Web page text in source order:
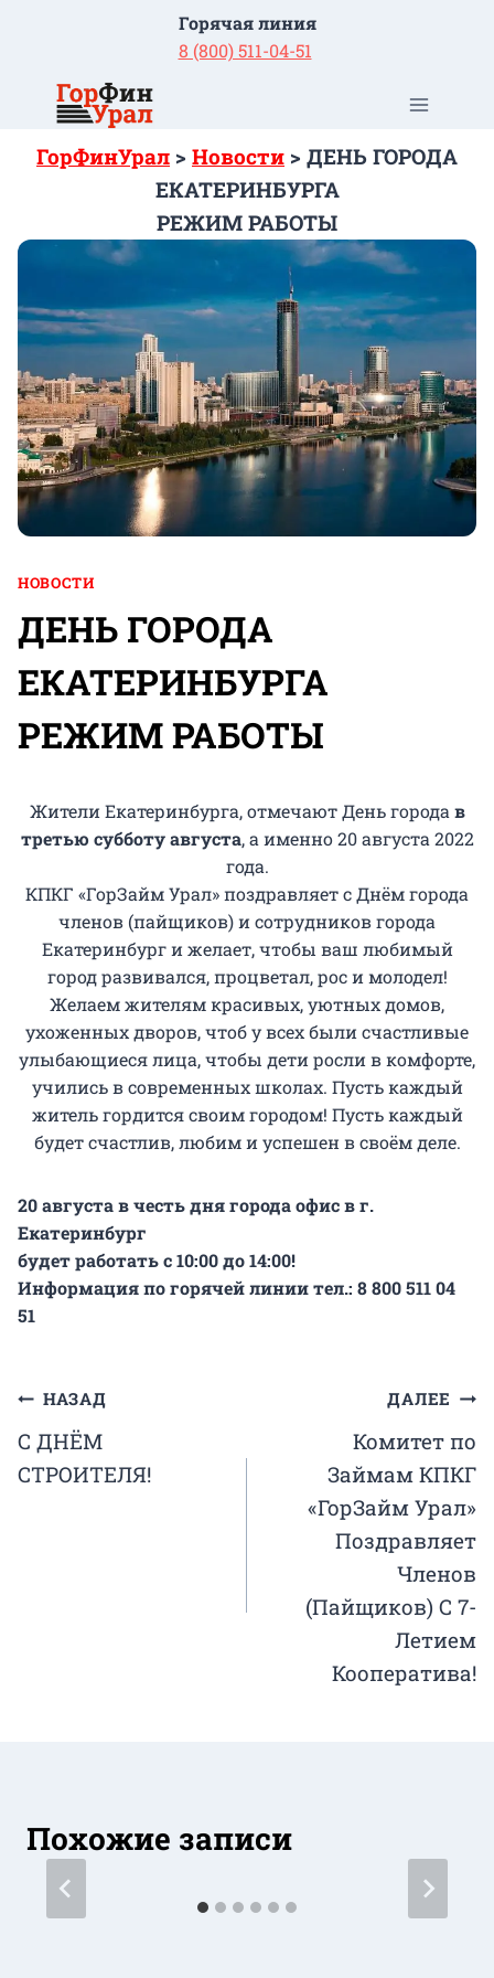
содержимому
Горячая линия
8 (800) 511-04-51
ГорФинУрал > Новости > ДЕНЬ ГОРОДА
ЕКАТЕРИНБУРГА
РЕЖИМ РАБОТЫ
НОВОСТИ
ДЕНЬ ГОРОДА
ЕКАТЕРИНБУРГА
РЕЖИМ РАБОТЫ
Жители Екатеринбурга, отмечают День города в
третью субботу августа, а именно 20 августа 2022
года.
КПКГ «ГорЗайм Урал» поздравляет с Днём города
членов (пайщиков) и сотрудников города
Екатеринбург и желает, чтобы ваш любимый
город развивался, процветал, рос и молодел!
Желаем жителям красивых, уютных домов,
ухоженных дворов, чтоб у всех были счастливые
улыбающиеся лица, чтобы дети росли в комфорте,
учились в современных школах. Пусть каждый
житель гордится своим городом! Пусть каждый
будет счастлив, любим и успешен в своём деле.
20 августа в честь дня города офис в г.
Екатеринбург
будет работать с 10:00 до 14:00!
Информация по горячей линии тел.: 8 800 511 04
51
Навигация
по
записям
НАЗАД
С ДНЁМ
СТРОИТЕЛЯ!
ДАЛЕЕ
Комитет по
Займам КПКГ
«ГорЗайм Урал»
Поздравляет
Членов
(Пайщиков) С 7-
Летием
Кооператива!
Похожие записи